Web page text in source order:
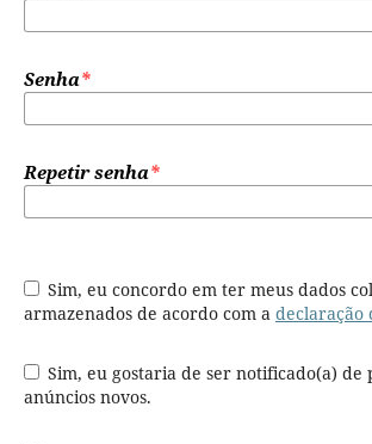
Senha*
Repetir senha*
Sim, eu concordo em ter meus dados coletados e
armazenados de acordo com a declaração
Sim, eu gostaria de ser notificado(a) de publicações e
anúncios novos.